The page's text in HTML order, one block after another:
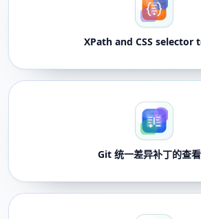
XPath and CSS selector
Git 统一差异补丁的查